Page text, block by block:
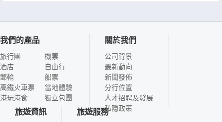
我們的產品
旅行團
酒店
郵輪
高鐵火車票
港玩港食
機票
自由行
船票
當地體驗
獨立包團
關於我們
公司背景
最新動向
新聞發佈
分行位置
人才招聘及發展
私隱政策
旅遊資訊 旅遊服務